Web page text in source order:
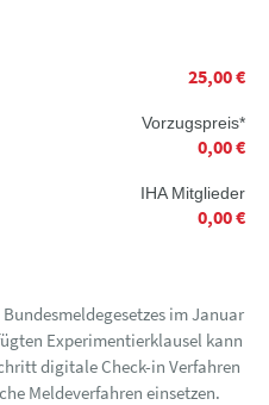
25,00 €
Vorzugspreis*
0,00 €
IHA Mitglieder
0,00 €
im Januar
Experimentierklausel kann
digitale Check-in Verfahren
Meldeverfahren einsetzen.